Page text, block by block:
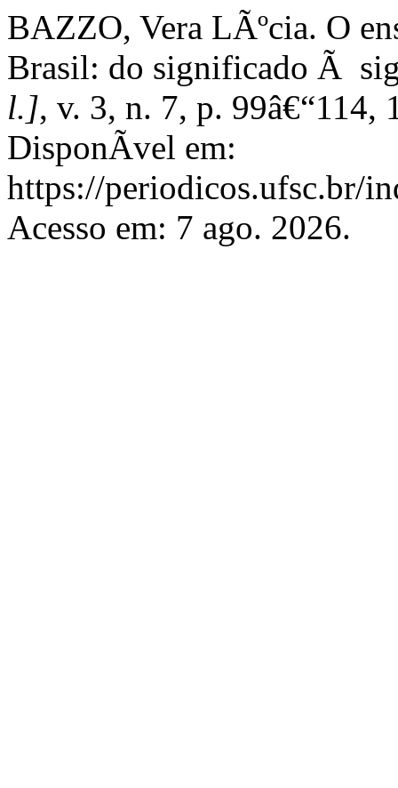
BAZZO, Vera LÃºcia. O
Brasil: do significado Ã
l.], v. 3, n. 7, p.
DisponÃ­vel em:
https://periodicos.ufsc.br/
Acesso em: 7 ago. 2026.